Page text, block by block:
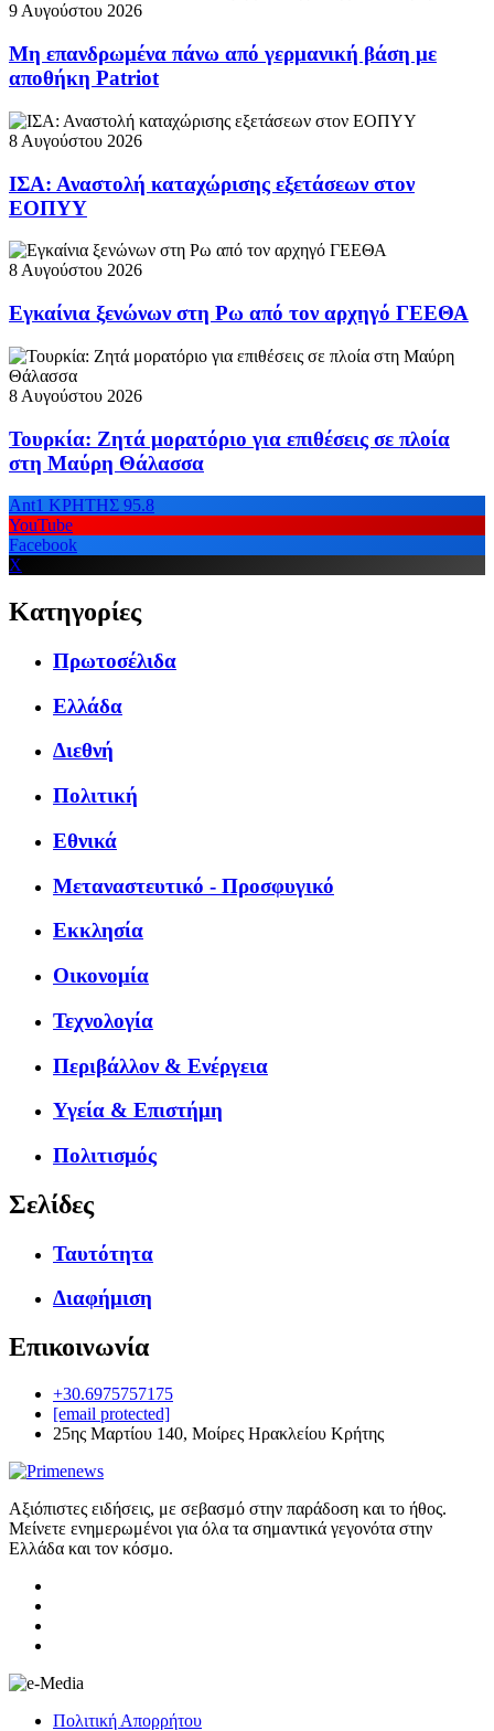
9 Αυγούστου 2026
Μη επανδρωμένα πάνω από γερμανική βάση με
αποθήκη Patriot
8 Αυγούστου 2026
ΙΣΑ: Αναστολή καταχώρισης εξετάσεων στον
ΕΟΠΥΥ
8 Αυγούστου 2026
Εγκαίνια ξενώνων στη Ρω από τον αρχηγό ΓΕΕΘΑ
8 Αυγούστου 2026
Τουρκία: Ζητά μορατόριο για επιθέσεις σε πλοία
στη Μαύρη Θάλασσα
Ant1 ΚΡΗΤΗΣ 95.8
YouTube
Facebook
X
Κατηγορίες
Πρωτοσέλιδα
Ελλάδα
Διεθνή
Πολιτική
Εθνικά
Μεταναστευτικό - Προσφυγικό
Εκκλησία
Οικονομία
Τεχνολογία
Περιβάλλον & Ενέργεια
Υγεία & Επιστήμη
Πολιτισμός
Σελίδες
Ταυτότητα
Διαφήμιση
Επικοινωνία
+30.6975757175
[email protected]
25ης Μαρτίου 140, Μοίρες Ηρακλείου Κρήτης
Αξιόπιστες ειδήσεις, με σεβασμό στην παράδοση και το ήθος.
Μείνετε ενημερωμένοι για όλα τα σημαντικά γεγονότα στην
Ελλάδα και τον κόσμο.
Πολιτική Απορρήτου